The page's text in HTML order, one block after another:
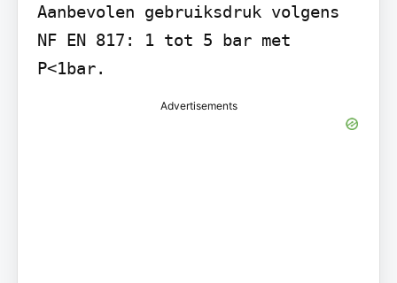
Aanbevolen gebruiksdruk volgens
NF EN 817: 1 tot 5 bar met
Advertisements